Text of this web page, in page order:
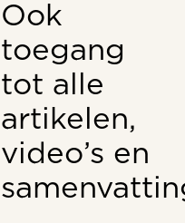
Ook
toegang
tot alle
artikelen,
video’s en